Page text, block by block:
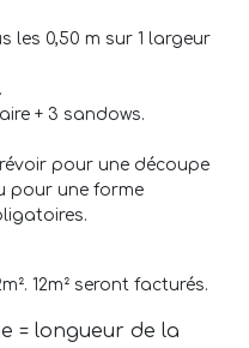
les 0,50 m sur 1 largeur
+ 3 sandows.
pour une découpe
pour une forme
12m² seront facturés.
= longueur de la